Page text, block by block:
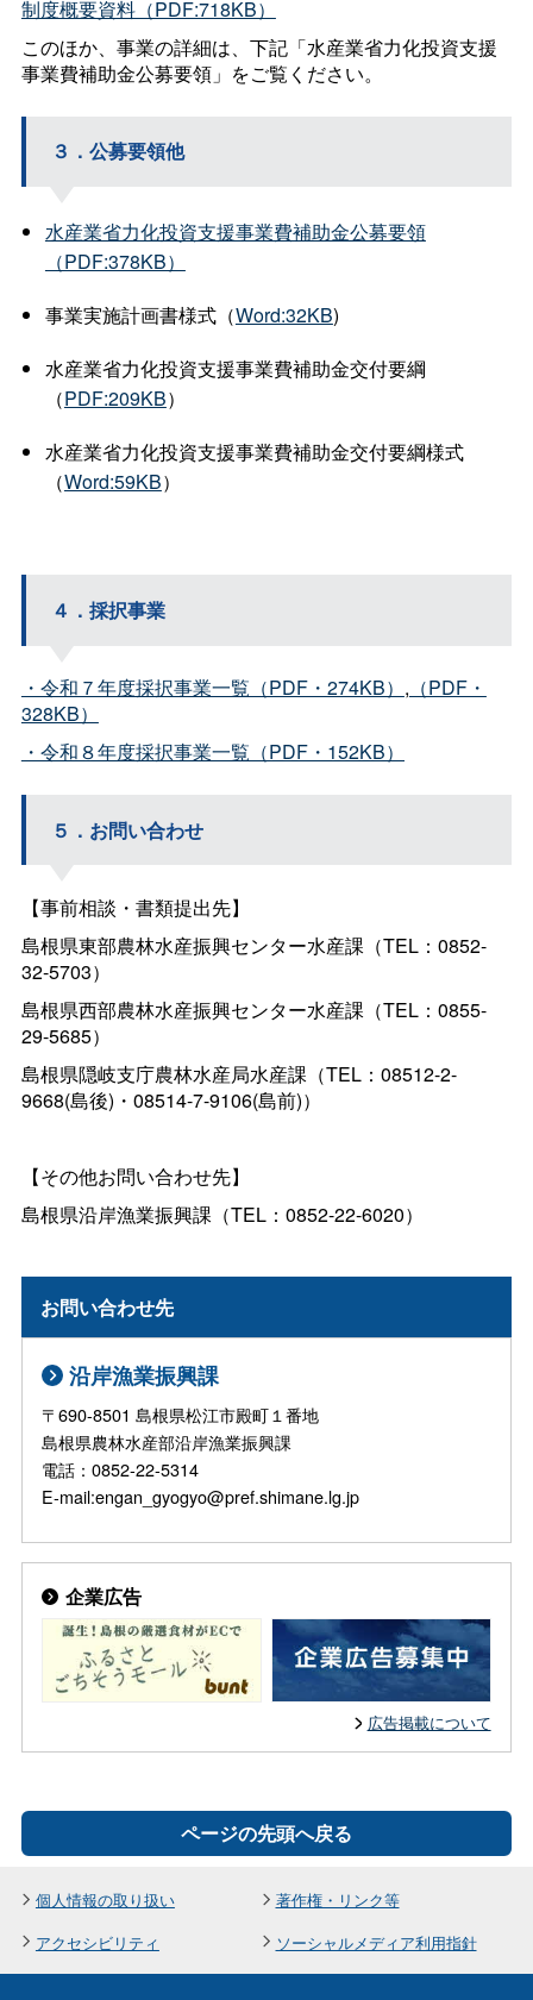
制度概要資料（PDF:718KB）
このほか、事業の詳細は、下記「水産業省力化投資支援
事業費補助金公募要領」をご覧ください。
３．公募要領他
水産業省力化投資支援事業費補助金公募要領
（PDF:378KB）
事業実施計画書様式（Word:32KB)
水産業省力化投資支援事業費補助金交付要綱
（PDF:209KB）
水産業省力化投資支援事業費補助金交付要綱様式
（Word:59KB）
４．採択事業
・令和７年度採択事業一覧（PDF・274KB） , （PDF・
328KB）
・令和８年度採択事業一覧（PDF・152KB）
５．お問い合わせ
【事前相談・書類提出先】
島根県東部農林水産振興センター水産課（TEL：0852-
32-5703）
島根県西部農林水産振興センター水産課（TEL：0855-
29-5685）
島根県隠岐支庁農林水産局水産課（TEL：08512-2-
9668(島後)・08514-7-9106(島前)）
【その他お問い合わせ先】
島根県沿岸漁業振興課（TEL：0852-22-6020）
お問い合わせ先
沿岸漁業振興課
〒690-8501 島根県松江市殿町１番地
島根県農林水産部沿岸漁業振興課
電話：0852-22-5314
E-mail:engan_gyogyo@pref.shimane.lg.jp
企業広告
広告掲載について
ページの先頭へ戻る
個人情報の取り扱い
著作権・リンク等
アクセシビリティ
ソーシャルメディア利用指針